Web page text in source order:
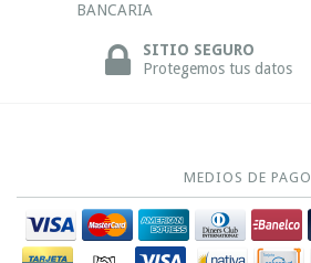
BANCARIA
SITIO SEGURO
Protegemos tus datos
MEDIOS DE PAGO